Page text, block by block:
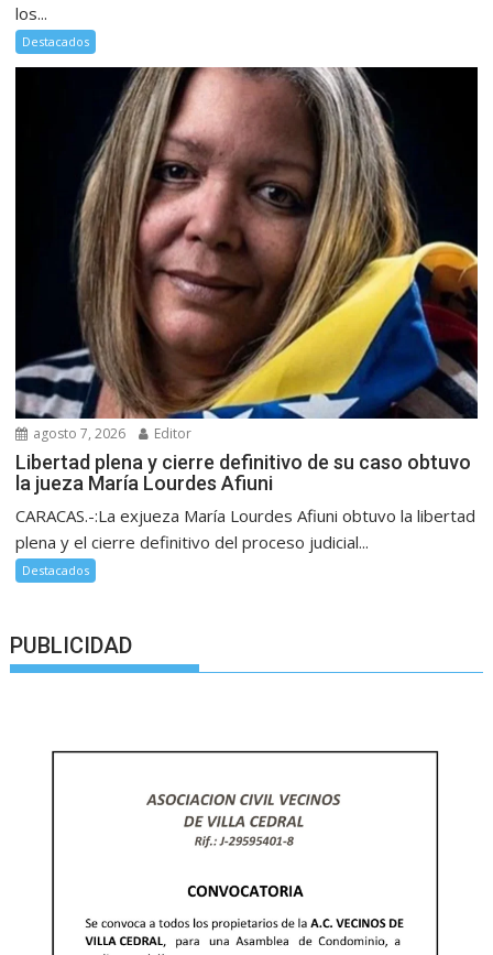
los...
Destacados
agosto 7, 2026 Editor
Libertad plena y cierre definitivo de su caso obtuvo
la jueza María Lourdes Afiuni
CARACAS.-:La exjueza María Lourdes Afiuni obtuvo la libertad
plena y el cierre definitivo del proceso judicial...
Destacados
PUBLICIDAD